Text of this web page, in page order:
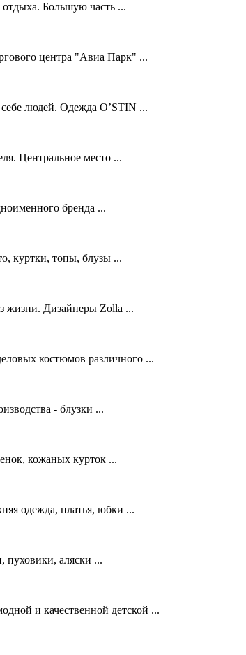
Большую часть ...
центра "Авиа Парк" ...
людей. Одежда O’STIN ...
Центральное место ...
бренда ...
куртки, топы, блузы ...
жизни. Дизайнеры Zolla ...
костюмов различного ...
- блузки ...
кожаных курток ...
одежда, платья, юбки ...
аляски ...
и качественной детской ...